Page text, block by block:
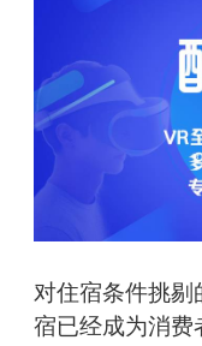
对住宿条件挑剔
宿已经成为消费